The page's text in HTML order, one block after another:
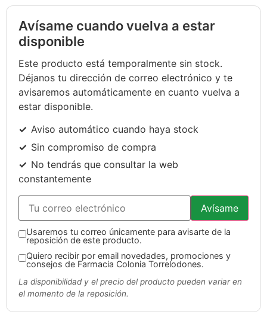
Avísame cuando vuelva a estar
disponible
Este producto está temporalmente sin stock.
Déjanos tu dirección de correo electrónico y te
avisaremos automáticamente en cuanto vuelva a
estar disponible.
Aviso automático cuando haya stock
Sin compromiso de compra
No tendrás que consultar la web
constantemente
Avísame
Usaremos tu correo únicamente para avisarte de la
reposición de este producto.
Quiero recibir por email novedades, promociones y
consejos de Farmacia Colonia Torrelodones.
La disponibilidad y el precio del producto pueden variar en
el momento de la reposición.